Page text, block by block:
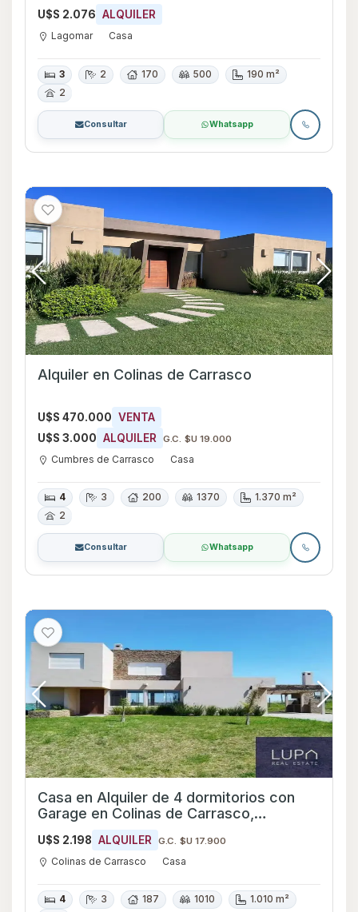
U$S 2.076 ALQUILER
Lagomar Casa
3 2 170 500
190 m²
2
Consultar Whatsapp
Alquiler en Colinas de Carrasco
U$S 470.000 VENTA
U$S 3.000 ALQUILER G.C. $U 19.000
Cumbres de Carrasco Casa
4 3 200 1370
1.370 m²
2
Consultar Whatsapp
Casa en Alquiler de 4 dormitorios con
Garage en Colinas de Carrasco,
Canelones
U$S 2.198 ALQUILER G.C. $U 17.900
Colinas de Carrasco Casa
4 3 187 1010
1.010 m²